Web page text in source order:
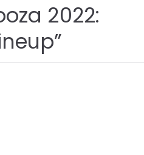
2022:
”